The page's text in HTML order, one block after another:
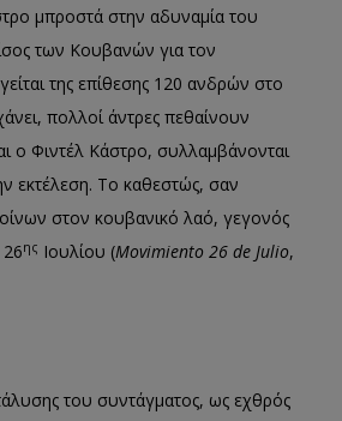
μπροστά στην αδυναμία του
των Κουβανών για τον
της επίθεσης 120 ανδρών στο
πολλοί άντρες πεθαίνουν
ο Φιντέλ Κάστρο, συλλαμβάνονται
εκτέλεση. Το καθεστώς, σαν
στον κουβανικό λαό, γεγονός
ης Ιουλίου (Movimiento 26 de Julio,
του συντάγματος, ως εχθρός